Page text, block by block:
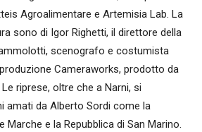
Agroalimentare e Artemisia Lab. La
sono di Igor Righetti, il direttore della
scenografo e costumista
Cameraworks, prodotto da
riprese, oltre che a Narni, si
amati da Alberto Sordi come la
Marche e la Repubblica di San Marino.